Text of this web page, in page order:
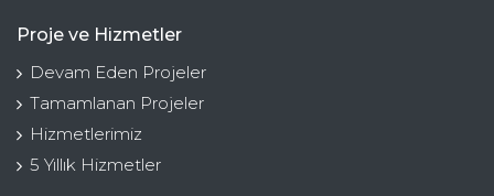
Proje ve Hizmetler
Devam Eden Projeler
Tamamlanan Projeler
Hizmetlerimiz
5 Yıllık Hizmetler